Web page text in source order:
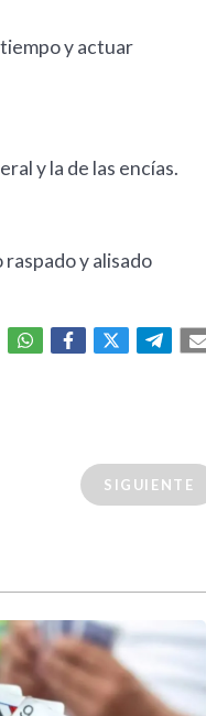
y actuar
y la de las encías.
y alisado
SIGUIENTE